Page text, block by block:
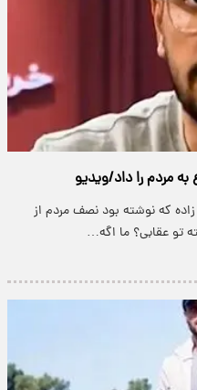
مردم را داد/ویدیو
که نوشته بود نصف مردم از
تو عقابی؟ ما اگه…